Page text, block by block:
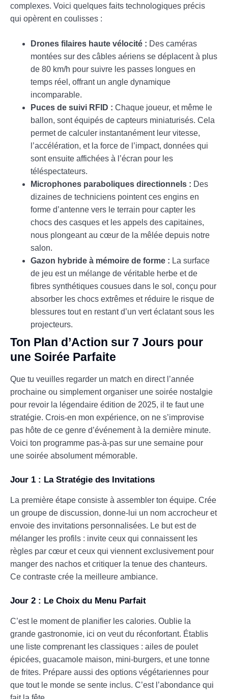
complexes. Voici quelques faits technologiques précis
qui opèrent en coulisses :
Drones filaires haute vélocité : Des caméras
montées sur des câbles aériens se déplacent à plus
de 80 km/h pour suivre les passes longues en
temps réel, offrant un angle dynamique
incomparable.
Puces de suivi RFID : Chaque joueur, et même le
ballon, sont équipés de capteurs miniaturisés. Cela
permet de calculer instantanément leur vitesse,
l’accélération, et la force de l’impact, données qui
sont ensuite affichées à l’écran pour les
téléspectateurs.
Microphones paraboliques directionnels : Des
dizaines de techniciens pointent ces engins en
forme d’antenne vers le terrain pour capter les
chocs des casques et les appels des capitaines,
nous plongeant au cœur de la mêlée depuis notre
salon.
Gazon hybride à mémoire de forme : La surface
de jeu est un mélange de véritable herbe et de
fibres synthétiques cousues dans le sol, conçu pour
absorber les chocs extrêmes et réduire le risque de
blessures tout en restant d’un vert éclatant sous les
projecteurs.
Ton Plan d’Action sur 7 Jours pour
une Soirée Parfaite
Que tu veuilles regarder un match en direct l’année
prochaine ou simplement organiser une soirée nostalgie
pour revoir la légendaire édition de 2025, il te faut une
stratégie. Crois-en mon expérience, on ne s’improvise
pas hôte de ce genre d’événement à la dernière minute.
Voici ton programme pas-à-pas sur une semaine pour
une soirée absolument mémorable.
Jour 1 : La Stratégie des Invitations
La première étape consiste à assembler ton équipe. Crée
un groupe de discussion, donne-lui un nom accrocheur et
envoie des invitations personnalisées. Le but est de
mélanger les profils : invite ceux qui connaissent les
règles par cœur et ceux qui viennent exclusivement pour
manger des nachos et critiquer la tenue des chanteurs.
Ce contraste crée la meilleure ambiance.
Jour 2 : Le Choix du Menu Parfait
C’est le moment de planifier les calories. Oublie la
grande gastronomie, ici on veut du réconfortant. Établis
une liste comprenant les classiques : ailes de poulet
épicées, guacamole maison, mini-burgers, et une tonne
de frites. Prépare aussi des options végétariennes pour
que tout le monde se sente inclus. C’est l’abondance qui